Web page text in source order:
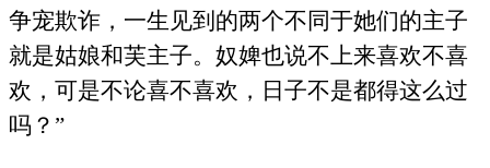
争宠欺诈，一生见到的两个不同于她们的主子
就是姑娘和芙主子。奴婢也说不上来喜欢不喜
欢，可是不论喜不喜欢，日子不是都得这么过
吗？”